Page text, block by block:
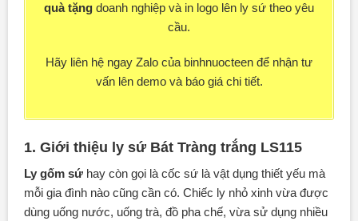
quà tặng doanh nghiệp và in logo lên ly sứ theo yêu
cầu.
Hãy liên hệ ngay Zalo của binhnuocteen để nhận tư
vấn lên demo và báo giá chi tiết.
1. Giới thiệu ly sứ Bát Tràng trắng LS115
Ly gốm sứhay còn gọi là cốc sứ là vật dụng thiết yếu mà
mỗi gia đình nào cũng cần có. Chiếc ly nhỏ xinh vừa được
dùng uống nước, uống trà, đồ pha chế, vừa sử dụng nhiều